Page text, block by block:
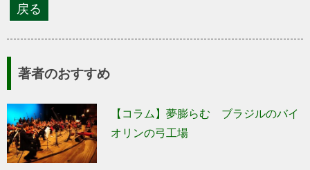
著者のおすすめ
【コラム】夢膨らむ ブラジルのバイ
オリンの弓工場